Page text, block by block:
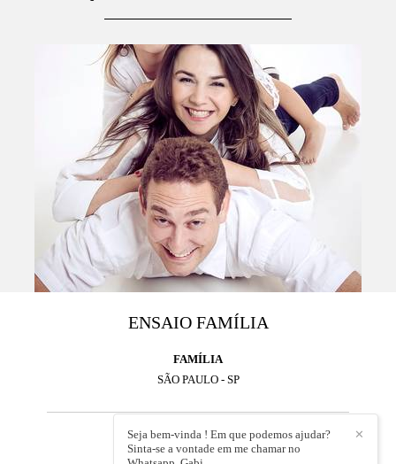
ENSAIO FAMÍLIA
FAMÍLIA
SÃO PAULO - SP
9423 0
✕
Seja bem-vinda ! Em que podemos ajudar?
Sinta-se a vontade em me chamar no